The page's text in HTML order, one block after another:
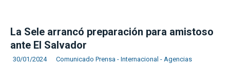
La Sele arrancó preparación para amistoso
ante El Salvador
30/01/2024
Comunicado Prensa - Internacional - Agencias